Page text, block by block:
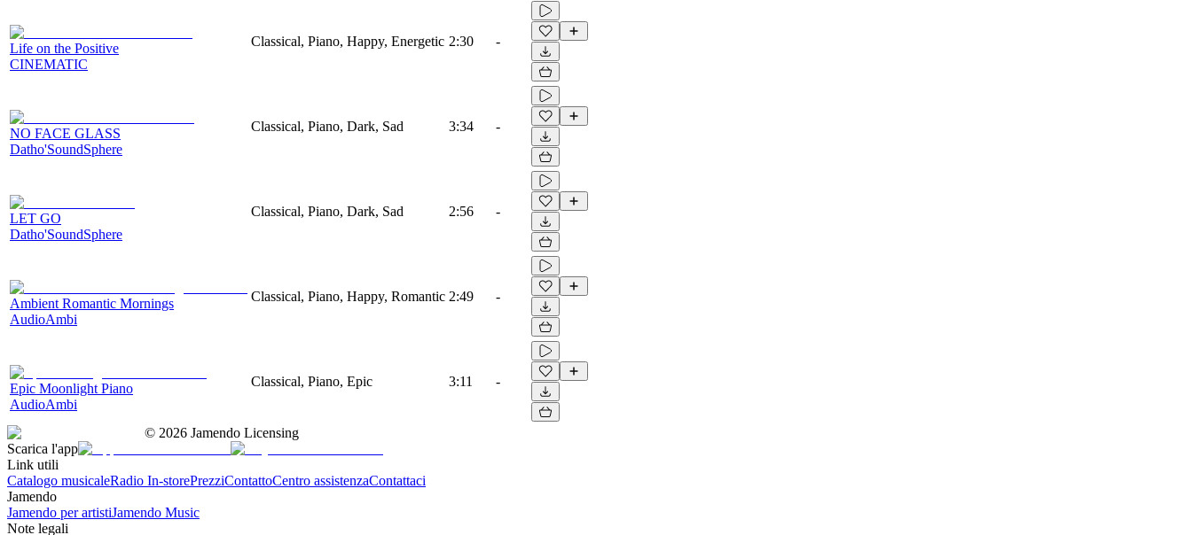
Life on the Positive
CINEMATIC
Classical, Piano, Happy, Energetic 2:30 -
NO FACE GLASS
Datho'SoundSphere
Classical, Piano, Dark, Sad 3:34 -
LET GO
Datho'SoundSphere
Classical, Piano, Dark, Sad 2:56 -
Ambient Romantic Mornings
AudioAmbi
Classical, Piano, Happy, Romantic 2:49 -
Epic Moonlight Piano
AudioAmbi
Classical, Piano, Epic 3:11 -
© 2026 Jamendo Licensing
Scarica l'app
Link utili
Catalogo musicaleRadio In-storePrezziContattoCentro assistenzaContattaci
Jamendo
Jamendo per artistiJamendo Music
Note legali